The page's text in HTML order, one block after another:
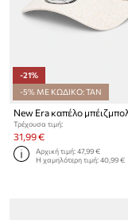
-21%
-5% ΜΕ ΚΩΔΙΚΟ: TAN
Τρέχουσα τιμή:
31,99 €
Αρχική τιμή:47,99 €
Η χαμηλότερη τιμή:40,99 €